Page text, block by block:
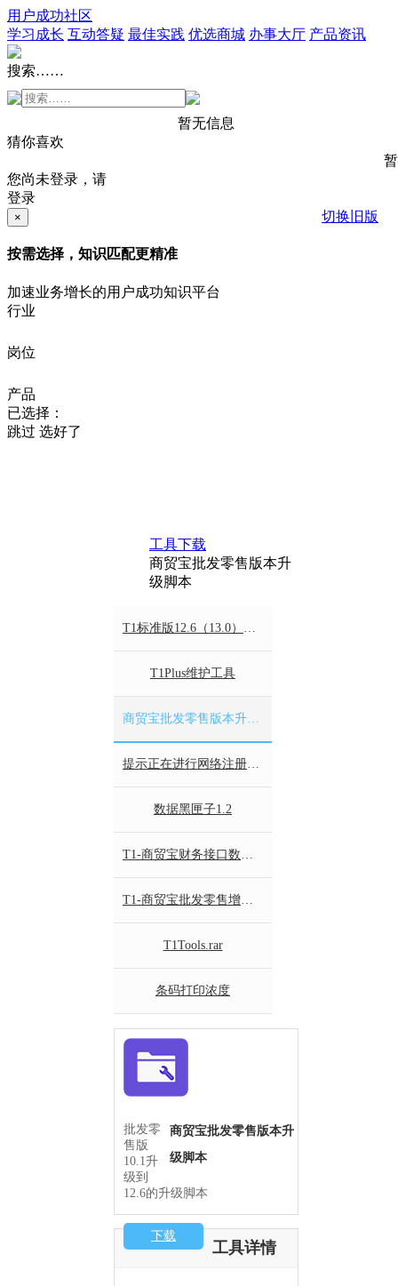
用户成功社区
学习成长 互动答疑 最佳实践 优选商城 办事大厅 产品资讯
搜索……
暂无信息
猜你喜欢
您尚未登录，请
登录
切换旧版
×
按需选择，知识匹配更精准
加速业务增长的用户成功知识平台
行业
岗位
产品
已选择：
跳过 选好了
工具下载
商贸宝批发零售版本升
级脚本
T1Plus维护工具
数据黑匣子1.2
T1Tools.rar
条码打印浓度
商贸宝批发零售版本升
级脚本
批发零
售版
10.1升
级到
12.6的升级脚本
下载
工具详情